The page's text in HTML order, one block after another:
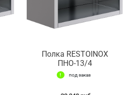
Полка RESTOINOX
ПНО-13/4
под заказ